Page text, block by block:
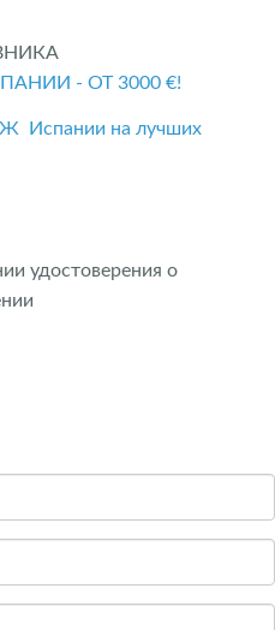
- ОТ 3000 €!
Испании на лучших
удостоверения о